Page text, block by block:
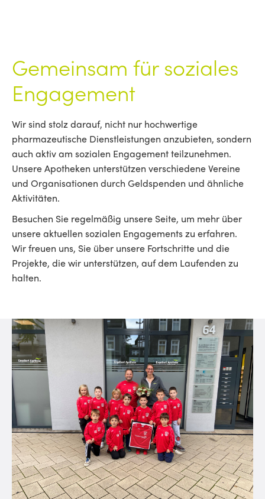
Gemeinsam für soziales
Engagement
Wir sind stolz darauf, nicht nur hochwertige
pharmazeutische Dienstleistungen anzubieten, sondern
auch aktiv am sozialen Engagement teilzunehmen.
Unsere Apotheken unterstützen verschiedene Vereine
und Organisationen durch Geldspenden und ähnliche
Aktivitäten.
Besuchen Sie regelmäßig unsere Seite, um mehr über
unsere aktuellen sozialen Engagements zu erfahren.
Wir freuen uns, Sie über unsere Fortschritte und die
Projekte, die wir unterstützen, auf dem Laufenden zu
halten.